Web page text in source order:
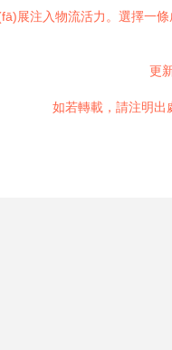
展注入物流活力。選擇一
更
如若轉載，請注明